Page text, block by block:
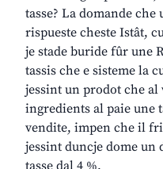
tasse? La domande
rispueste cheste Istât,
je stade buride fûr une
tassis che e sisteme la
jessint un prodot che
ingredients al paie une
vendite, impen che il
jessint duncje dome un